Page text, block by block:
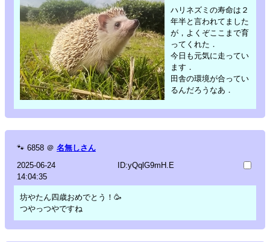
ハリネズミの寿命は２
年半と言われてました
が，よくぞここまで育
ってくれた．
今日も元気に走ってい
ます．
田舎の環境が合ってい
るんだろうなあ．
🐾 6858 ＠ 名無しさん
2025-06-24
14:04:35
ID:yQqlG9mH.E
坊やたん四歳おめでとう！🥳
つやっつやですね